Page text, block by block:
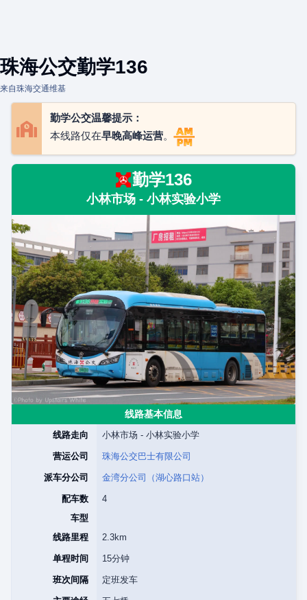
珠海公交勤学136
来自珠海交通维基
勤学公交温馨提示：
本线路仅在早晚高峰运营。
勤学136
小林市场 - 小林实验小学
线路基本信息
线路走向 小林市场 - 小林实验小学
营运公司 珠海公交巴士有限公司
派车分公司 金湾分公司（湖心路口站）
配车数
4
车型
线路里程
2.3km
单程时间 15分钟
班次间隔 定班发车